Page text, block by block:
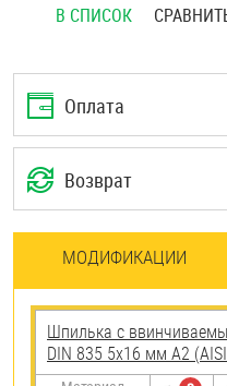
В СПИСОК
Оплата
Возврат
МОДИФИКАЦИИ
Шпилька c
DIN 835 5х16 мм А2